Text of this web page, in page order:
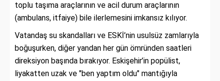
toplu taşıma araçlarının ve acil durum araçlarının
(ambulans, itfaiye) bile ilerlemesini imkansız kılıyor.
Vatandaş su skandalları ve ESKİ’nin usulsüz zamlarıyla
boğuşurken, diğer yandan her gün ömründen saatleri
direksiyon başında bırakıyor. Eskişehir’in popülist,
liyakatten uzak ve "ben yaptım oldu" mantığıyla